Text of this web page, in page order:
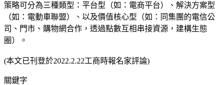
策略可分為三種類型：平台型（如：電商平台）、解決方案型
（如：電動車聯盟）、以及價值核心型（如：同集團的電信公
司、門市、購物網合作，透過點數互相串接資源，建構生態
圈）。
(本文已刊登於2022.2.22工商時報名家評論)
關鍵字